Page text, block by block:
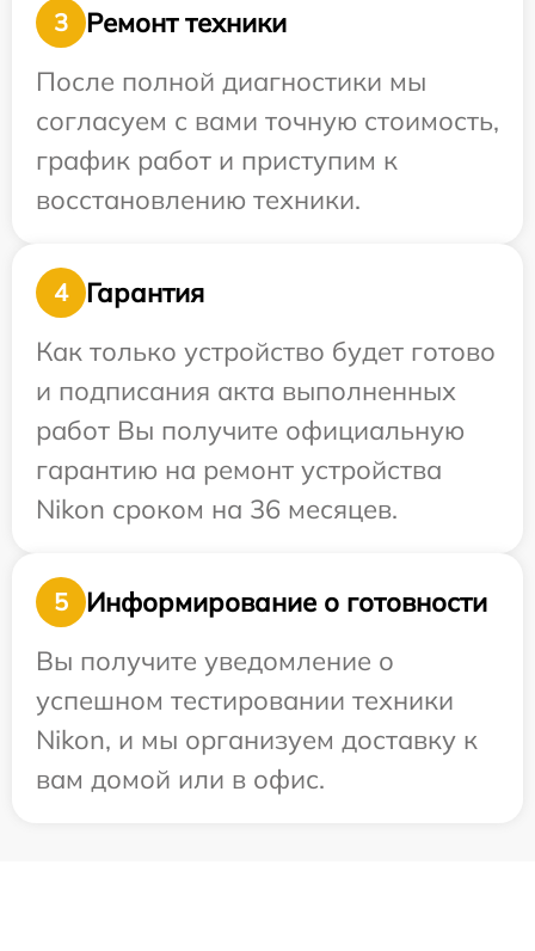
3
Ремонт техники
После полной диагностики мы
согласуем с вами точную стоимость,
график работ и приступим к
восстановлению техники.
4
Гарантия
Как только устройство будет готово
и подписания акта выполненных
работ Вы получите официальную
гарантию на ремонт устройства
Nikon сроком на 36 месяцев.
5
Информирование о готовности
Вы получите уведомление о
успешном тестировании техники
Nikon, и мы организуем доставку к
вам домой или в офис.